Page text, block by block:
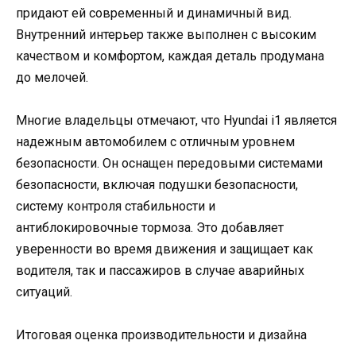
придают ей современный и динамичный вид.
Внутренний интерьер также выполнен с высоким
качеством и комфортом, каждая деталь продумана
до мелочей.
Многие владельцы отмечают, что Hyundai i1 является
надежным автомобилем с отличным уровнем
безопасности. Он оснащен передовыми системами
безопасности, включая подушки безопасности,
систему контроля стабильности и
антиблокировочные тормоза. Это добавляет
уверенности во время движения и защищает как
водителя, так и пассажиров в случае аварийных
ситуаций.
Итоговая оценка производительности и дизайна